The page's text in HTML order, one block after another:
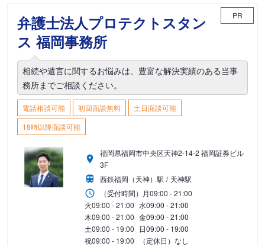
弁護士法人プロテクトスタン
ス 福岡事務所
PR
相続や遺言に関するお悩みは、豊富な解決実績のある当事
務所までご相談ください。
電話相談可能 初回面談無料
土日面談可能
18時以降面談可能
福岡県福岡市中央区天神2-14-2 福岡証券ビル
3F
西鉄福岡（天神）駅
天神駅
（受付時間） 月09:00 - 21:00
火09:00 - 21:00 水09:00 - 21:00
木09:00 - 21:00 金09:00 - 21:00
土09:00 - 19:00 日09:00 - 19:00
祝09:00 - 19:00 （定休日）なし